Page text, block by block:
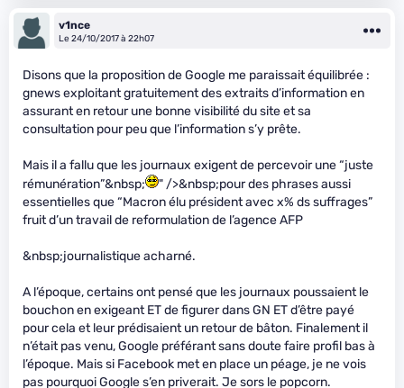
v1nce
Le 24/10/2017 à 22h07
Disons que la proposition de Google me paraissait équilibrée :
gnews exploitant gratuitement des extraits d’information en
assurant en retour une bonne visibilité du site et sa
consultation pour peu que l’information s’y prête.
Mais il a fallu que les journaux exigent de percevoir une “juste
rémunération”&nbsp;
" />&nbsp;pour des phrases aussi
essentielles que “Macron élu président avec x% ds suffrages”
fruit d’un travail de reformulation de l’agence AFP
&nbsp;journalistique acharné.
A l’époque, certains ont pensé que les journaux poussaient le
bouchon en exigeant ET de figurer dans GN ET d’être payé
pour cela et leur prédisaient un retour de bâton. Finalement il
n’était pas venu, Google préférant sans doute faire profil bas à
l’époque. Mais si Facebook met en place un péage, je ne vois
pas pourquoi Google s’en priverait. Je sors le popcorn.